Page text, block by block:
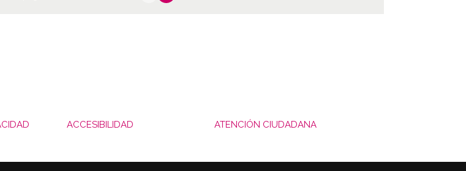
ACCESIBILIDAD ATENCIÓN CIUDADANA